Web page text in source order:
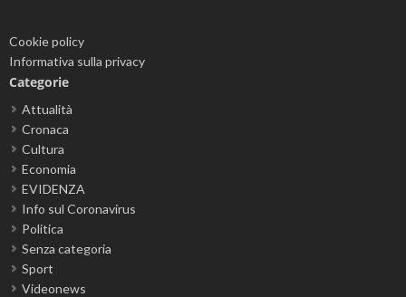
Cookie policy
Informativa sulla privacy
Categorie
Attualità
Cronaca
Cultura
Economia
EVIDENZA
Info sul Coronavirus
Politica
Senza categoria
Sport
Videonews